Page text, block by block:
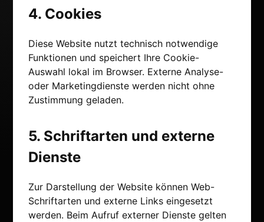
4. Cookies
Diese Website nutzt technisch notwendige
Funktionen und speichert Ihre Cookie-
Auswahl lokal im Browser. Externe Analyse-
oder Marketingdienste werden nicht ohne
Zustimmung geladen.
5. Schriftarten und externe
Dienste
Zur Darstellung der Website können Web-
Schriftarten und externe Links eingesetzt
werden. Beim Aufruf externer Dienste gelten